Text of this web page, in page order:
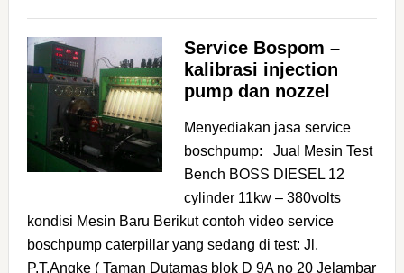
Service Bospom –
kalibrasi injection
pump dan nozzel
Menyediakan jasa service
boschpump: Jual Mesin Test
Bench BOSS DIESEL 12
cylinder 11kw – 380volts
kondisi Mesin Baru Berikut contoh video service
boschpump caterpillar yang sedang di test: Jl.
P.T.Angke ( Taman Dutamas blok D 9A no 20 Jelambar